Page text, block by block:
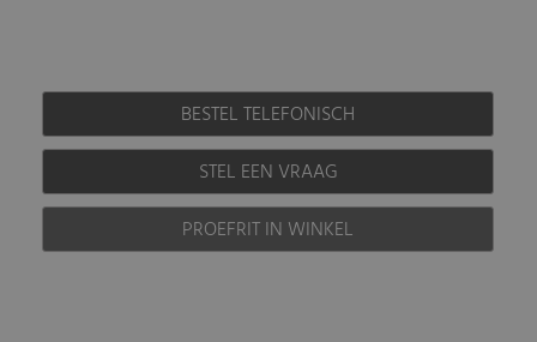
BESTEL TELEFONISCH
STEL EEN VRAAG
PROEFRIT IN WINKEL